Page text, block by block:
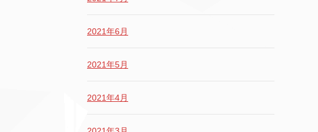
2021年6月
2021年5月
2021年4月